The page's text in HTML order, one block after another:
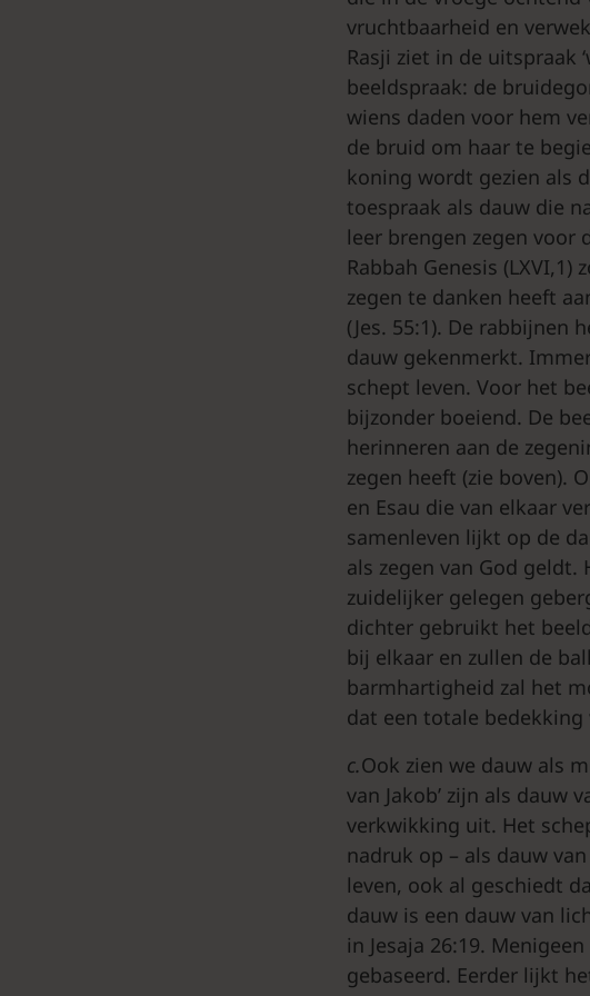
vruchtbaarheid en
Rasji ziet in de uitspraak
beeldspraak: de
wiens daden voor hem
de bruid om haar te
koning wordt gezien als
toespraak als dauw die
leer brengen zegen voor
Rabbah Genesis
zegen te danken heeft
(Jes. 55:1). De rabbijnen
dauw gekenmerkt.
schept leven. Voor het
bijzonder boeiend. De
herinneren aan de
zegen heeft (zie boven).
en Esau die van elkaar
samenleven lijkt op de
als zegen van God geldt.
zuidelijker gelegen
dichter gebruikt het
bij elkaar en zullen de
barmhartigheid zal het
dat een totale bedekking
c.Ook zien we dauw als
van Jakob’ zijn als dauw
verkwikking uit. Het
nadruk op – als dauw
leven, ook al geschiedt
dauw is een dauw van
in Jesaja 26:19.
gebaseerd. Eerder lijkt